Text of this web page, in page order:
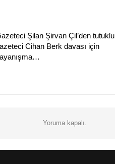
Şilan Şirvan Çil’den tutuklu
Cihan Berk davası için
Yoruma kapalı.